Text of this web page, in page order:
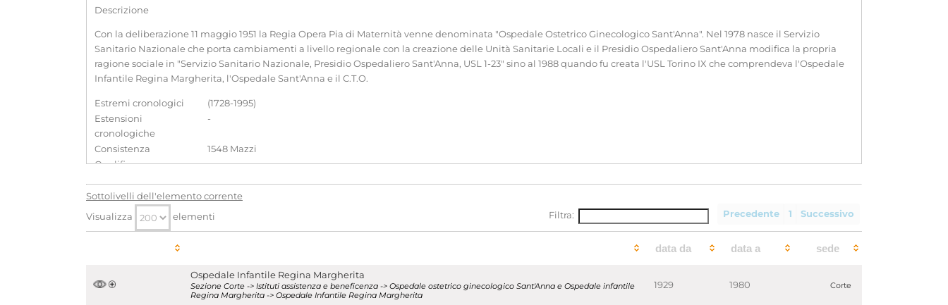
Descrizione
Con la deliberazione 11 maggio 1951 la Regia Opera Pia di Maternità venne denominata "Ospedale Ostetrico Ginecologico Sant'Anna". Nel 1978 nasce il Servizio
Sanitario Nazionale che porta cambiamenti a livello regionale con la creazione delle Unità Sanitarie Locali e il Presidio Ospedaliero Sant'Anna modifica la propria
ragione sociale in "Servizio Sanitario Nazionale, Presidio Ospedaliero Sant'Anna, USL 1-23" sino al 1988 quando fu creata l'USL Torino IX che comprendeva l'Ospedale
Infantile Regina Margherita, l'Ospedale Sant'Anna e il C.T.O.
Estremi cronologici
(1728-1995)
Estensioni
cronologiche
-
Consistenza
1548 Mazzi
Qualifica
-
Ospedale Infantile Regina Margherita
Ospedale Ostetrico Ginecologico Sant'Anna
Strumenti di ricerca associati
Ospedale ostetrico ginecologico Sant'Anna (1728-1995) - Ospedale infantile Regina Margherita (1929-1980)
Aggregazioni associate al record corrente
Sottolivelli dell'elemento corrente
Precedente
1 Successivo
Visualizza elementi Filtra:
data da data a sede
Ospedale Infantile Regina Margherita
Sezione Corte -> Istituti assistenza e beneficenza -> Ospedale ostetrico ginecologico Sant'Anna e Ospedale infantile
Regina Margherita -> Ospedale Infantile Regina Margherita
1929 1980 Corte